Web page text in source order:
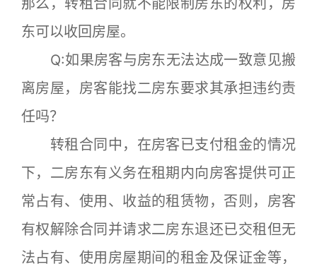
那么，转租合同就不能限制房东的权利，房
东可以收回房屋。
Q:如果房客与房东无法达成一致意见搬
离房屋，房客能找二房东要求其承担违约责
任吗？
转租合同中，在房客已支付租金的情况
下，二房东有义务在租期内向房客提供可正
常占有、使用、收益的租赁物，否则，房客
有权解除合同并请求二房东退还已交租但无
法占有、使用房屋期间的租金及保证金等，